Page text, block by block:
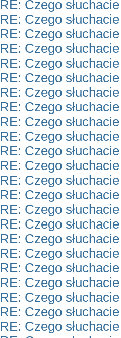
RE: Czego
RE: Czego
RE: Czego
RE: Czego
RE: Czego
RE: Czego
RE: Czego
RE: Czego
RE: Czego
RE: Czego
RE: Czego
RE: Czego
RE: Czego
RE: Czego
RE: Czego
RE: Czego
RE: Czego
RE: Czego
RE: Czego
RE: Czego
RE: Czego
RE: Czego
RE: Czego